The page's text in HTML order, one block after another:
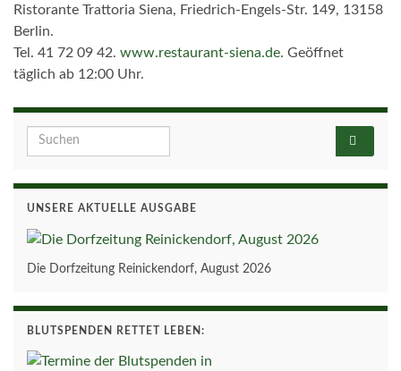
Ristorante Trattoria Siena, Friedrich-Engels-Str. 149, 13158
Berlin.
Tel. 41 72 09 42. www.restaurant-siena.de. Geöffnet
täglich ab 12:00 Uhr.
Search for:
UNSERE AKTUELLE AUSGABE
Die Dorfzeitung Reinickendorf, August 2026
BLUTSPENDEN RETTET LEBEN: